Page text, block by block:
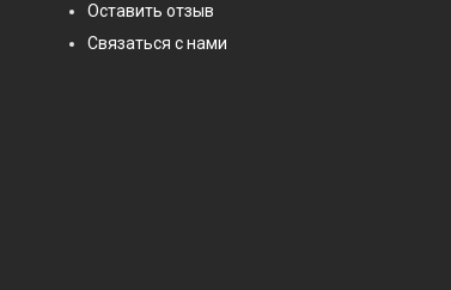
Оставить отзыв
Связаться с нами